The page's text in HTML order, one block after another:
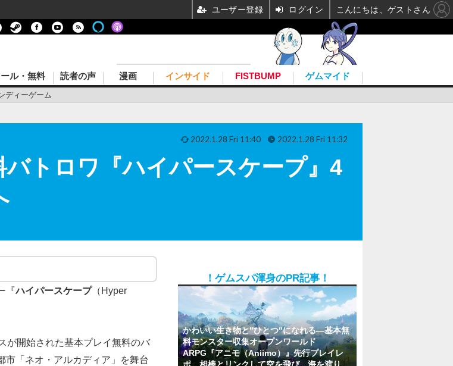
ディーゲーム
ル・無料 読者の声 漫画 インサイド FISTBUMP ゲムマイド
トロワ『ハイパースケープ』4
2022.1.28 Fri 11:40 2022.1.28 Fri 11:32
『ハイパースケープ（Hyper
が開始された基本プレイ無料のバ
市「ネオ・アルカディア」を舞台
！ゲムスパ渾身のPR記事！
かわいい生き物と"ひとつ"になれる―基本無
料モンスター収集オープンワールド
ARPG『アニモ（Aniimo）』先行プレイレ
ユーザー登録 ログイン こんにちは、ゲストさん